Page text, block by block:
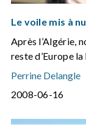
Le voile mis à nu
Après l’Algérie,
reste d’Europe
Perrine Delangle
2008-06-16